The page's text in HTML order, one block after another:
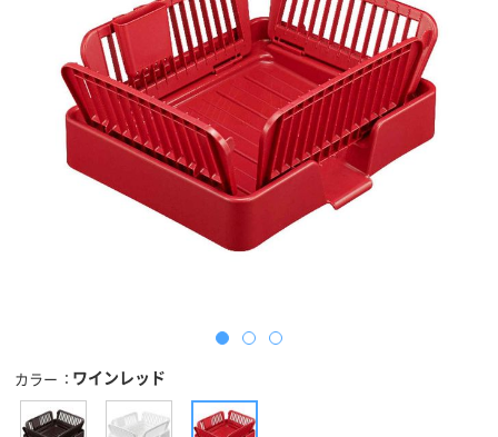
カラー ワインレッド